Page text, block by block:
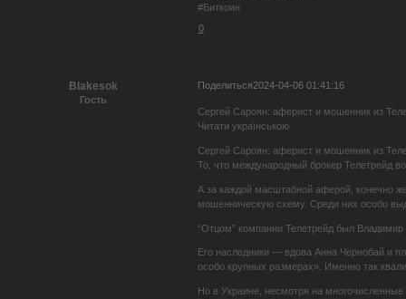
#Биткоин
0
Поделиться2024-04-06 01:41:16
Blakesok
Гость
Сергей Сароян: аферист и мошенник из
Читати українською
Сергей Сароян: аферист и мошенник из
То, что международный брокер Телетрейд
А за каждой масштабной аферой, конечно
мошенническую схему. Среди них особо
“Отцом” компании Телетрейд был
Его наследники — вдова Анна Чернобай и
особо крупных размерах». Именно так
Но в Украине, несмотря на